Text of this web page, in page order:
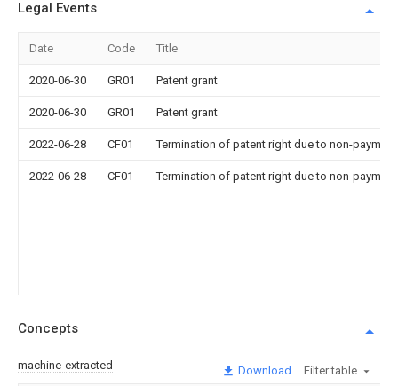
Legal Events
Date Code Title
2020-06-30 GR01 Patent grant
2020-06-30 GR01 Patent grant
2022-06-28 CF01 Termination of patent right due to non-
2022-06-28 CF01 Termination of patent right due to non-
Concepts
machine-extracted Download Filter table